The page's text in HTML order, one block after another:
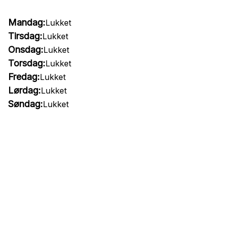
Mandag:Lukket
Tirsdag:Lukket
Onsdag:Lukket
Torsdag:Lukket
Fredag:Lukket
Lørdag:Lukket
Søndag:Lukket